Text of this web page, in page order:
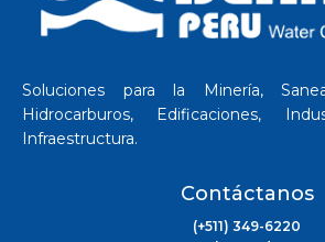
Soluciones para la Minería,
Hidrocarburos, Edificaciones,
Infraestructura.
Contáctanos
(+511) 349-6220